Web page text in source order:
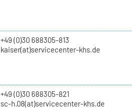
+49 (0)30 688305-813
kaiser(at)servicecenter-khs.de
+49 (0)30 688305-821
sc-h.08(at)servicecenter-khs.de